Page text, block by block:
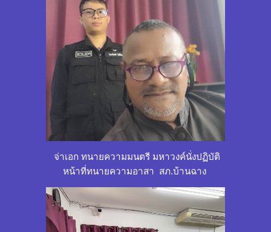
จ่าเอก ทนายความมนตรี มหาวงค์นั่งปฏิบัติ
หน้าที่ทนายความอาสา สภ.บ้านฉาง